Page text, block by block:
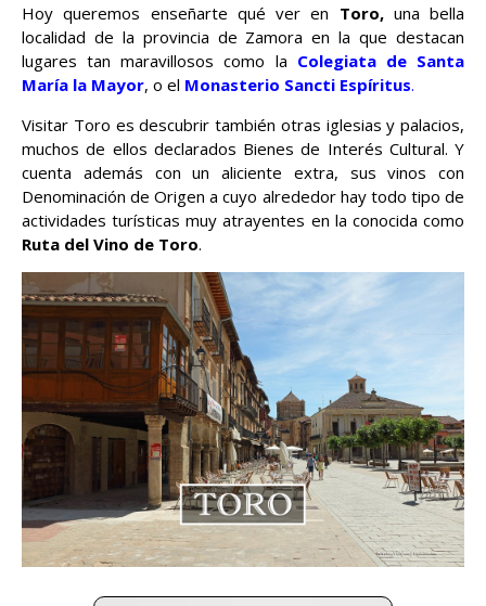
Hoy queremos enseñarte qué ver en Toro, una bella
localidad de la provincia de Zamora en la que destacan
lugares tan maravillosos como la Colegiata de Santa
María la Mayor, o el Monasterio Sancti Espíritus.
Visitar Toro es descubrir también otras iglesias y palacios,
muchos de ellos declarados Bienes de Interés Cultural. Y
cuenta además con un aliciente extra, sus vinos con
Denominación de Origen a cuyo alrededor hay todo tipo de
actividades turísticas muy atrayentes en la conocida como
Ruta del Vino de Toro.